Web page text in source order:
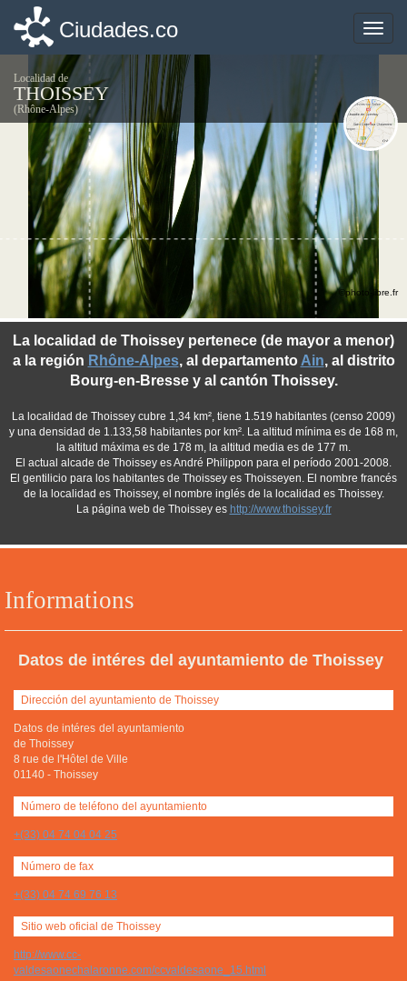
Toggle
Ciudades.co
Localidad de
THOISSEY
(Rhône-Alpes)
Informations
Datos de intéres del ayuntamiento de Thoissey
Dirección del ayuntamiento de Thoissey
Datos de intéres del ayuntamiento
de Thoissey
8 rue de l'Hôtel de Ville
01140 - Thoissey
Número de teléfono del ayuntamiento
+(33) 04 74 04 04 25
Número de fax
+(33) 04 74 69 76 13
Sitio web oficial de Thoissey
http://www.cc-
valdesaonechalaronne.com/ccvaldesaone_15.html
La localidad de Thoissey pertenece (de mayor a menor)
a la región Rhône-Alpes, al departamento Ain, al distrito
Bourg-en-Bresse y al cantón Thoissey.
La localidad de Thoissey cubre 1,34 km², tiene 1.519 habitantes (censo 2009)
y una densidad de 1.133,58 habitantes por km². La altitud mínima es de 168 m,
la altitud máxima es de 178 m, la altitud media es de 177 m.
El actual alcade de Thoissey es André Philippon para el período 2001-2008.
El gentilicio para los habitantes de Thoissey es Thoisseyen. El nombre francés
de la localidad es Thoissey, el nombre inglés de la localidad es Thoissey.
La página web de Thoissey es http://www.thoissey.fr
©photo-libre.fr
Toggle
Ciudades.co